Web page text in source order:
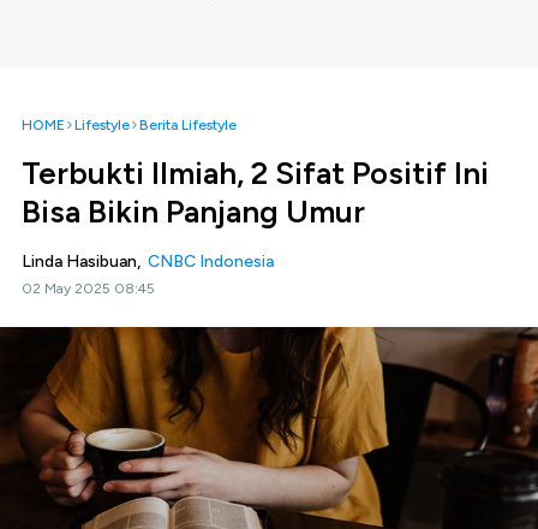
HOME Lifestyle Berita Lifestyle
Terbukti Ilmiah, 2 Sifat Positif Ini
Bisa Bikin Panjang Umur
Linda Hasibuan, CNBC Indonesia
02 May 2025 08:45